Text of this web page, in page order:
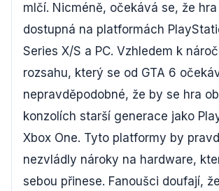
mlčí. Nicméně, očekává se, že hra
dostupná na platformách
Series X/S a PC. Vzhledem k
rozsahu, který se od GTA 6
nepravděpodobné, že by se hra
konzolích starší generace jako
Xbox One. Tyto platformy by
nezvládly nároky na hardware,
sebou přinese. Fanoušci doufají,